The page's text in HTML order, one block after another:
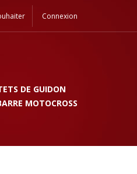
Connexion
DE GUIDON
MOTOCROSS